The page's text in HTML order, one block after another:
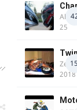
25
2018